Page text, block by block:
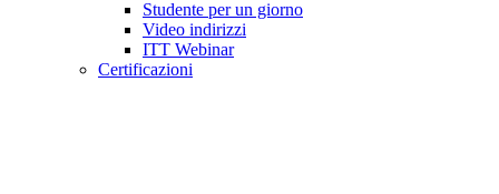
Studente per un giorno
Video indirizzi
ITT Webinar
Certificazioni